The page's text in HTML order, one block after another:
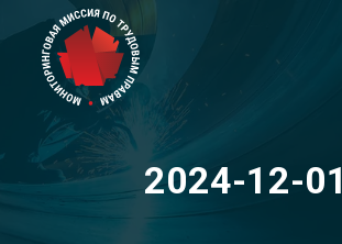
2024-12-01
You are here: